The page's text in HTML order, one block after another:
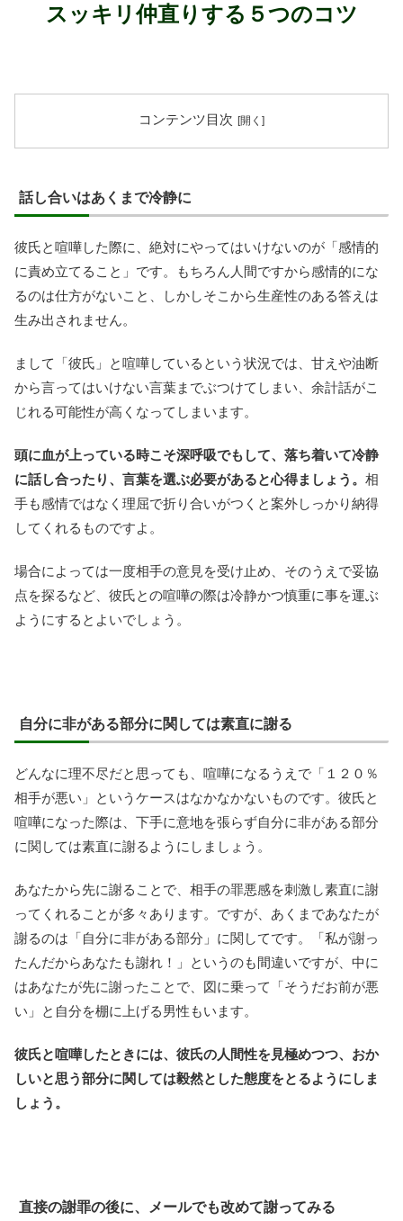
スッキリ仲直りする５つのコツ
コンテンツ目次
話し合いはあくまで冷静に
彼氏と喧嘩した際に、絶対にやってはいけないのが「感情的
に責め立てること」です。もちろん人間ですから感情的にな
るのは仕方がないこと、しかしそこから生産性のある答えは
生み出されません。
まして「彼氏」と喧嘩しているという状況では、甘えや油断
から言ってはいけない言葉までぶつけてしまい、余計話がこ
じれる可能性が高くなってしまいます。
頭に血が上っている時こそ深呼吸でもして、落ち着いて冷静
に話し合ったり、言葉を選ぶ必要があると心得ましょう。 相
手も感情ではなく理屈で折り合いがつくと案外しっかり納得
してくれるものですよ。
場合によっては一度相手の意見を受け止め、そのうえで妥協
点を探るなど、彼氏との喧嘩の際は冷静かつ慎重に事を運ぶ
ようにするとよいでしょう。
自分に非がある部分に関しては素直に謝る
どんなに理不尽だと思っても、喧嘩になるうえで「１２０％
相手が悪い」というケースはなかなかないものです。彼氏と
喧嘩になった際は、下手に意地を張らず自分に非がある部分
に関しては素直に謝るようにしましょう。
あなたから先に謝ることで、相手の罪悪感を刺激し素直に謝
ってくれることが多々あります。ですが、あくまであなたが
謝るのは「自分に非がある部分」に関してです。「私が謝っ
たんだからあなたも謝れ！」というのも間違いですが、中に
はあなたが先に謝ったことで、図に乗って「そうだお前が悪
い」と自分を棚に上げる男性もいます。
彼氏と喧嘩したときには、彼氏の人間性を見極めつつ、おか
しいと思う部分に関しては毅然とした態度をとるようにしま
しょう。
直接の謝罪の後に、メールでも改めて謝ってみる